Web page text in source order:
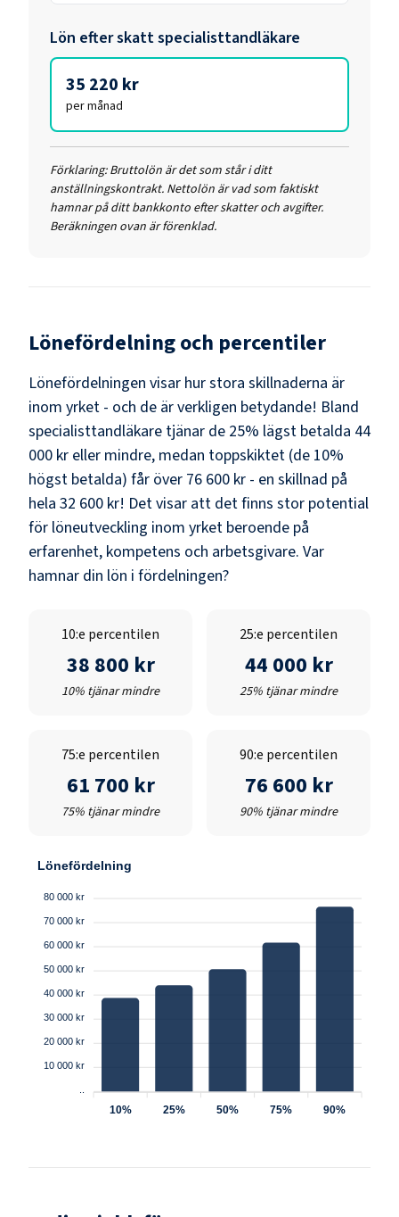
Lön efter skattspecialisttandläkare
35 220 kr
per månad
Förklaring: Bruttolön är det som står i ditt
anställningskontrakt. Nettolön är vad som faktiskt
hamnar på ditt bankkonto efter skatter och avgifter.
Beräkningen ovan är förenklad.
Lönefördelning och percentiler
Lönefördelningen visar hur stora skillnaderna är
inom yrket - och de är verkligen betydande! Bland
specialisttandläkare tjänar de 25% lägst betalda 44
000 kr eller mindre, medan toppskiktet (de 10%
högst betalda) får över 76 600 kr - en skillnad på
hela 32 600 kr! Det visar att det finns stor potential
för löneutveckling inom yrket beroende på
erfarenhet, kompetens och arbetsgivare. Var
hamnar din lön i fördelningen?
10:e percentilen
38 800 kr
10% tjänar mindre
25:e percentilen
44 000 kr
25% tjänar mindre
75:e percentilen
61 700 kr
75% tjänar mindre
90:e percentilen
76 600 kr
90% tjänar mindre
Lönefördelning
80 000 kr
70 000 kr
60 000 kr
50 000 kr
40 000 kr
30 000 kr
20 000 kr
10 000 kr
10% 25% 50% 75% 90%